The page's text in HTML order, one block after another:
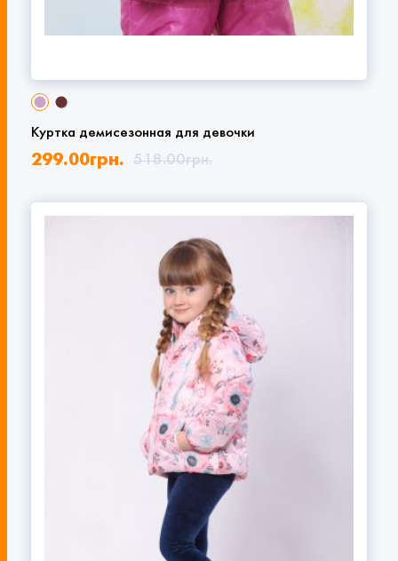
Куртка демисезонная для девочки
518.00грн.
299.00грн.